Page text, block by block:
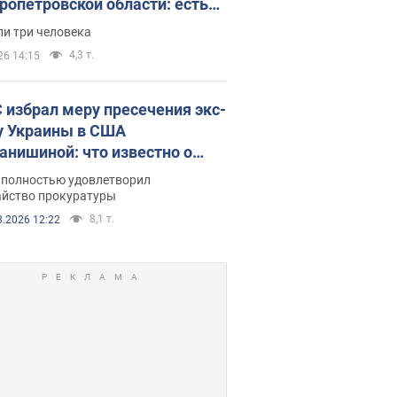
области: есть
и раненые. Фото
три человека
14:15 4,3 т.
меру пресечения экс-
Украины в США
что известно о
удовлетворил
прокуратуры
12:22 8,1 т.